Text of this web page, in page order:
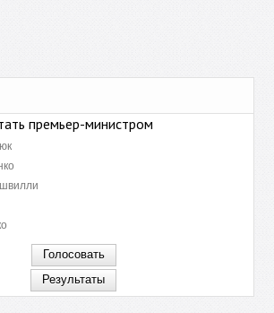
премьер-министром